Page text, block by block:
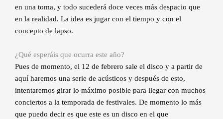
en una toma, y todo sucederá doce veces más despacio que
en la realidad. La idea es jugar con el tiempo y con el
concepto de lapso.
¿Qué esperáis que ocurra este año?
Pues de momento, el 12 de febrero sale el disco y a partir de
aquí haremos una serie de acústicos y después de esto,
intentaremos girar lo máximo posible para llegar con muchos
conciertos a la temporada de festivales. De momento lo más
que puedo decir es que este es un disco en el que